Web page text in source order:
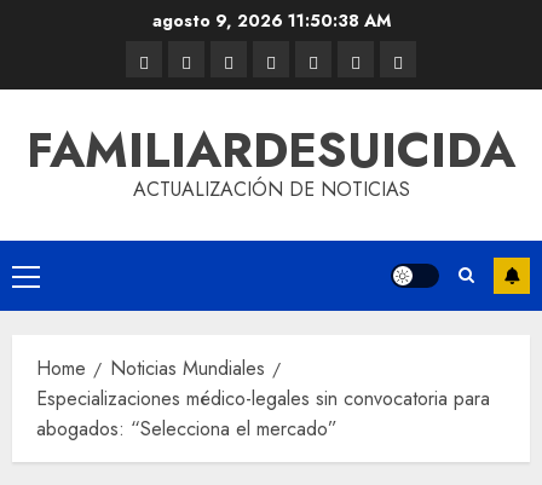
agosto 9, 2026 11:50:39 AM
FAMILIARDESUICIDA
ACTUALIZACIÓN DE NOTICIAS
Home
Noticias Mundiales
Especializaciones médico-legales sin convocatoria para
abogados: “Selecciona el mercado”